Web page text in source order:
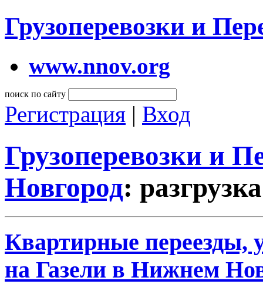
Грузоперевозки и
www.nnov.org
поиск по сайту
Регистрация | Вход
Грузоперевозки и
Новгород:
Квартирные переезды,
на Газели в Нижнем